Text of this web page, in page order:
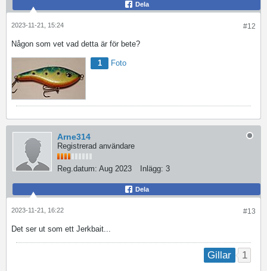
Dela
#12
2023-11-21, 15:24
Någon som vet vad detta är för bete?
1 Foto
Arne314
Registrerad användare
Reg.datum: Aug 2023 Inlägg: 3
Dela
#13
2023-11-21, 16:22
Det ser ut som ett Jerkbait...
Gillar 1